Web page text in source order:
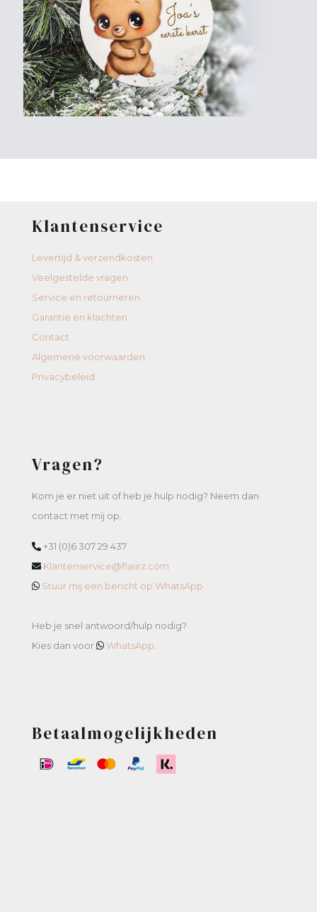
Klantenservice
Levertijd & verzendkosten
Veelgestelde vragen
Service en retourneren
Garantie en klachten
Contact
Algemene voorwaarden
Privacybeleid
Vragen?
Kom je er niet uit of heb je hulp nodig? Neem dan
contact met mij op.
+31 (0)6 307 29 437
Klantenservice@flaiirz.com
Stuur mij een bericht op WhatsApp
Heb je snel antwoord/hulp nodig?
Kies dan voor
WhatsApp
Betaalmogelijkheden